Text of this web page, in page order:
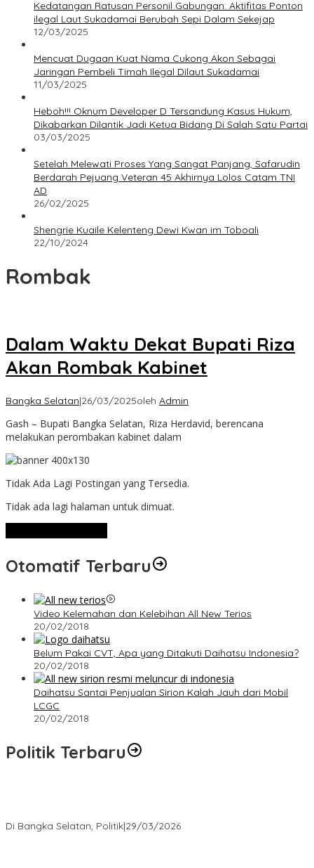
Kedatangan Ratusan Personil Gabungan: Aktifitas Ponton
ilegal Laut Sukadamai Berubah Sepi Dalam Sekejap
12/03/2025
Mencuat Dugaan Kuat Nama Cukong Akon Sebagai
Jaringan Pembeli Timah Ilegal Dilaut Sukadamai
11/03/2025
Heboh!!! Oknum Developer D Tersandung Kasus Hukum,
Dikabarkan Dilantik Jadi Ketua Bidang Di Salah Satu Partai
03/03/2025
Setelah Melewati Proses Yang Sangat Panjang, Safarudin
Berdarah Pejuang Veteran 45 Akhirnya Lolos Catam TNI
AD
26/02/2025
Shengrie Kuaile Kelenteng Dewi Kwan im Toboali
22/10/2024
Rombak
Dalam Waktu Dekat Bupati Riza
Akan Rombak Kabinet
Bangka Selatan|26/03/2025oleh Admin
Gash – Bupati Bangka Selatan, Riza Herdavid, berencana
melakukan perombakan kabinet dalam
Tidak Ada Lagi Postingan yang Tersedia.
Tidak ada lagi halaman untuk dimuat.
Otomatif Terbaru
Video Kelemahan dan Kelebihan All New Terios
20/02/2018
Belum Pakai CVT, Apa yang Ditakuti Daihatsu Indonesia?
20/02/2018
Daihatsu Santai Penjualan Sirion Kalah Jauh dari Mobil
LCGC
20/02/2018
Politik Terbaru
Di Bangka Selatan, Politik|29/03/2026